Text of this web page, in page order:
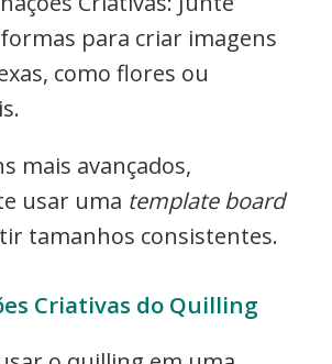
para criar imagens
como flores ou
mais avançados,
usar uma template board
tamanhos consistentes.
Criativas do Quilling